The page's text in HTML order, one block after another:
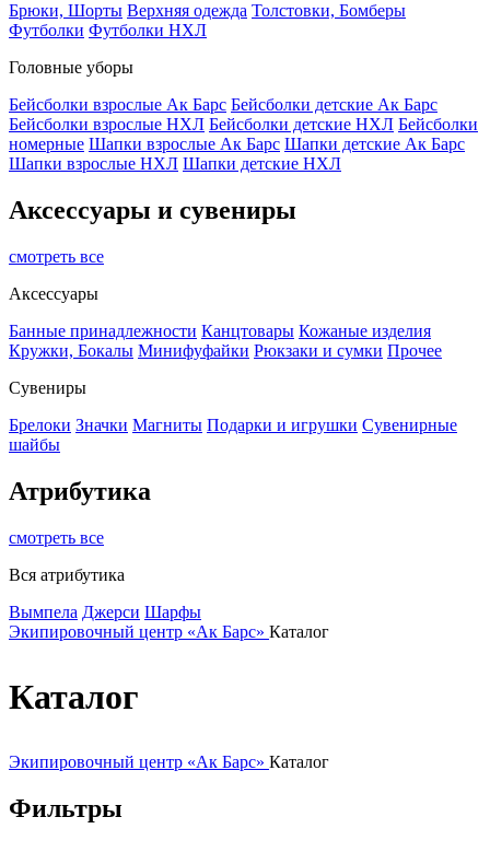
Брюки, Шорты Верхняя одежда Толстовки, Бомберы
Футболки Футболки НХЛ
Головные уборы
Бейсболки взрослые Ак Барс Бейсболки детские Ак Барс
Бейсболки взрослые НХЛ Бейсболки детские НХЛ Бейсболки
номерные Шапки взрослые Ак Барс Шапки детские Ак Барс
Шапки взрослые НХЛ Шапки детские НХЛ
Аксессуары и сувениры
смотреть все
Аксессуары
Банные принадлежности Канцтовары Кожаные изделия
Кружки, Бокалы Минифуфайки Рюкзаки и сумки Прочее
Сувениры
Брелоки Значки Магниты Подарки и игрушки Сувенирные
шайбы
Атрибутика
смотреть все
Вся атрибутика
Вымпела Джерси Шарфы
Экипировочный центр «Ак Барс» Каталог
Каталог
Экипировочный центр «Ак Барс» Каталог
Фильтры